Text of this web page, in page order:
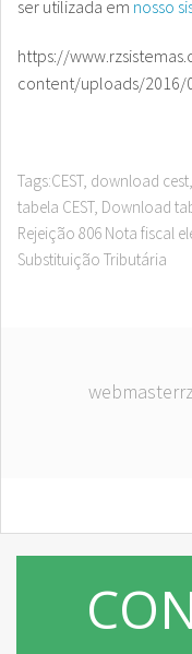
ser utilizada em nosso
https://
content/uploads/
Tags:CEST, download cest,
tabela CEST, Download
Rejeição 806 Nota fiscal
Substituição Tributária
webmasterrz